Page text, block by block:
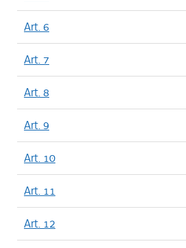
Art. 6
Art. 7
Art. 8
Art. 9
Art. 10
Art. 11
Art. 12